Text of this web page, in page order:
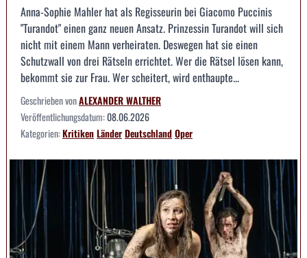
Anna-Sophie Mahler hat als Regisseurin bei Giacomo Puccinis
"Turandot" einen ganz neuen Ansatz. Prinzessin Turandot will sich
nicht mit einem Mann verheiraten. Deswegen hat sie einen
Schutzwall von drei Rätseln errichtet. Wer die Rätsel lösen kann,
bekommt sie zur Frau. Wer scheitert, wird enthaupte...
Geschrieben vonALEXANDER WALTHER
Veröffentlichungsdatum:08.06.2026
Kategorien:KritikenLänderDeutschlandOper